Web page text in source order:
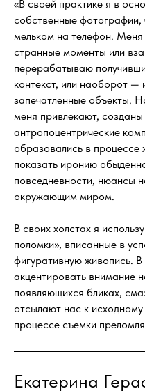
«В своей практике я в
собственные
мельком на телефон.
странные моменты или
перерабатываю
контекст, или наоборот —
запечатленные объекты.
меня привлекают, созданы
антропоцентрические
образовались в процессе
показать иронию
повседневности, нюансы
окружающим миром.
В своих холстах я
поломки», вписанные в
фигуративную живопись. В
акцентировать внимание
появляющихся бликах,
отсылают нас к
процессе съемки
Екатерина